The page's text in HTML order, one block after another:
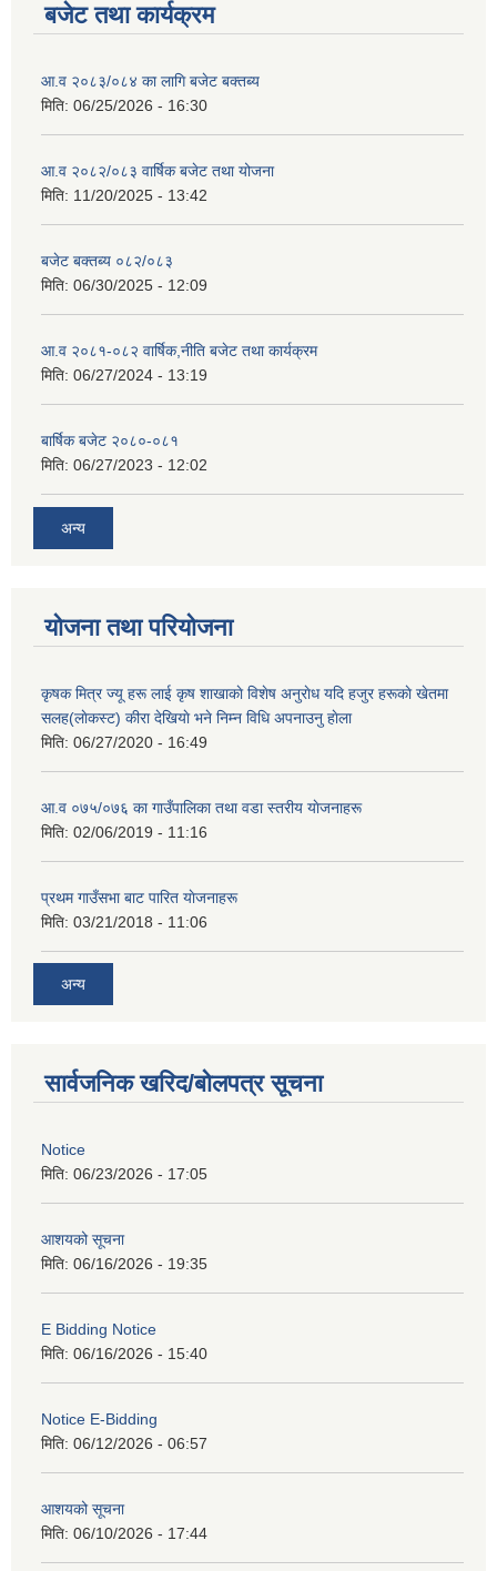
बजेट तथा कार्यक्रम
आ.व २०८३/०८४ का लागि बजेट बक्तब्य
मिति: 06/25/2026 - 16:30
आ.व २०८२/०८३ वार्षिक बजेट तथा योजना
मिति: 11/20/2025 - 13:42
बजेट बक्तब्य ०८२/०८३
मिति: 06/30/2025 - 12:09
आ.व २०८१-०८२ वार्षिक,नीति बजेट तथा कार्यक्रम
मिति: 06/27/2024 - 13:19
बार्षिक बजेट २०८०-०८१
मिति: 06/27/2023 - 12:02
अन्य
योजना तथा परियोजना
कृषक मित्र ज्यू हरू लाई कृष शाखाकाे विशेष अनुराेध यदि हजुर हरूकाे खेतमा
सलह(लाेकस्ट) कीरा देखियाे भने निम्न विधि अपनाउनु हाेला
मिति: 06/27/2020 - 16:49
आ‍.व ०७५/०७६ का गाउँपालिका तथा वडा स्तरीय याेजनाहरू
मिति: 02/06/2019 - 11:16
प्रथम गाउँसभा बाट पारित याेजनाहरू
मिति: 03/21/2018 - 11:06
अन्य
सार्वजनिक खरिद/बोलपत्र सूचना
Notice
मिति: 06/23/2026 - 17:05
आशयको सूचना
मिति: 06/16/2026 - 19:35
E Bidding Notice
मिति: 06/16/2026 - 15:40
Notice E-Bidding
मिति: 06/12/2026 - 06:57
आशयको सूचना
मिति: 06/10/2026 - 17:44